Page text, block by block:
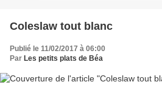
Coleslaw tout blanc
Publié le 11/02/2017 à 06:00
Par Les petits plats de Béa